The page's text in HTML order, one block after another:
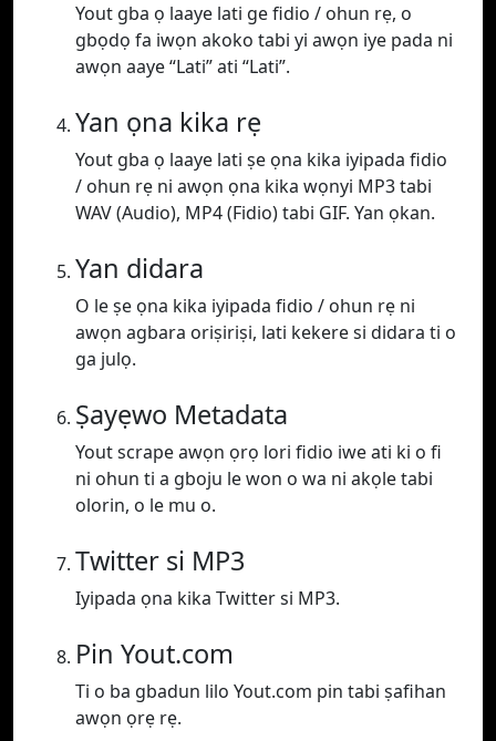
Yout gba ọ laaye lati ge fidio / ohun rẹ, o
gbọdọ fa iwọn akoko tabi yi awọn iye pada ni
awọn aaye “Lati” ati “Lati”.
Yan ọna kika rẹ
Yout gba ọ laaye lati ṣe ọna kika iyipada fidio
/ ohun rẹ ni awọn ọna kika wọnyi MP3 tabi
WAV (Audio), MP4 (Fidio) tabi GIF. Yan ọkan.
Yan didara
O le ṣe ọna kika iyipada fidio / ohun rẹ ni
awọn agbara oriṣiriṣi, lati kekere si didara ti o
ga julọ.
Ṣayẹwo Metadata
Yout scrape awọn ọrọ lori fidio iwe ati ki o fi
ni ohun ti a gboju le won o wa ni akọle tabi
olorin, o le mu o.
Twitter si MP3
Iyipada ọna kika Twitter si MP3.
Pin Yout.com
Ti o ba gbadun lilo Yout.com pin tabi ṣafihan
awọn ọrẹ rẹ.